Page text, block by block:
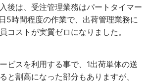
後は、受注管理業務はパートタイマー
5時間程度の作業で、出荷管理業務に
コストが実質ゼロになりました。
ビスを利用する事で、1出荷単体の送
と割高になった部分もありますが、